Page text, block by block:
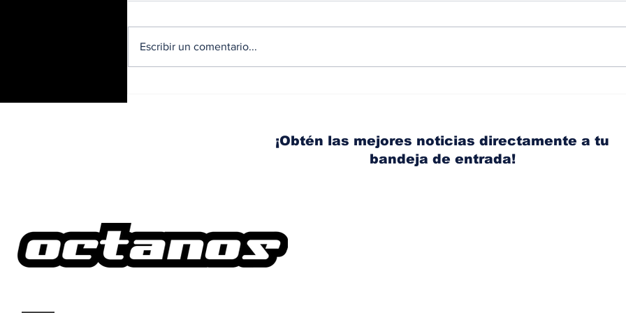
Escribir un comentario...
¡Obtén las mejores noticias directamente a tu
bandeja de entrada!